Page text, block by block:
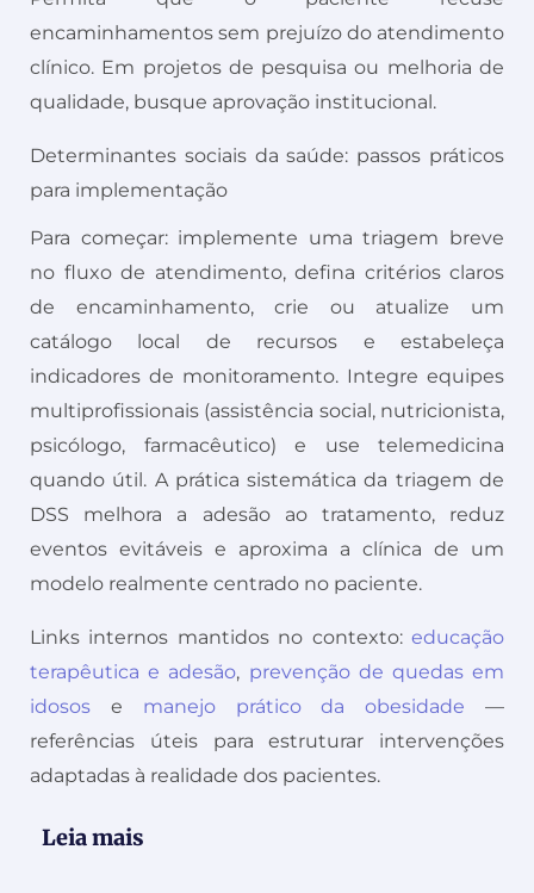
encaminhamentos sem prejuízo do atendimento
clínico. Em projetos de pesquisa ou melhoria de
qualidade, busque aprovação institucional.
Determinantes sociais da saúde: passos práticos
para implementação
Para começar: implemente uma triagem breve
no fluxo de atendimento, defina critérios claros
de encaminhamento, crie ou atualize um
catálogo local de recursos e estabeleça
indicadores de monitoramento. Integre equipes
multiprofissionais (assistência social, nutricionista,
psicólogo, farmacêutico) e use telemedicina
quando útil. A prática sistemática da triagem de
DSS melhora a adesão ao tratamento, reduz
eventos evitáveis e aproxima a clínica de um
modelo realmente centrado no paciente.
Links internos mantidos no contexto: educação
terapêutica e adesão, prevenção de quedas em
idosos e manejo prático da obesidade —
referências úteis para estruturar intervenções
adaptadas à realidade dos pacientes.
Leia mais